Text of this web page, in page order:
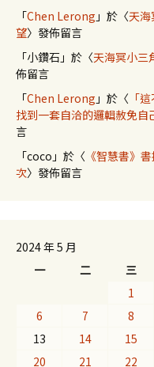
「Chen Lerong 」於〈天
望〉發佈留言
「小鑽石 」於〈天海冥小三
佈留言
「Chen Lerong 」於〈 「
找到一套自洽的邏輯赦免
言
「coco 」於〈 《智慧書》
次〉發佈留言
2024 年 5 月
一
二 三
1
6
7 8
13
14 15
20
21 22